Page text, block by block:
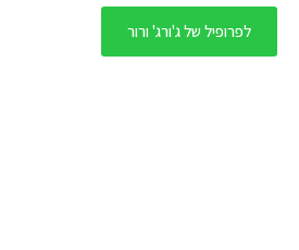
לפרופיל של ג'ורג' ורור